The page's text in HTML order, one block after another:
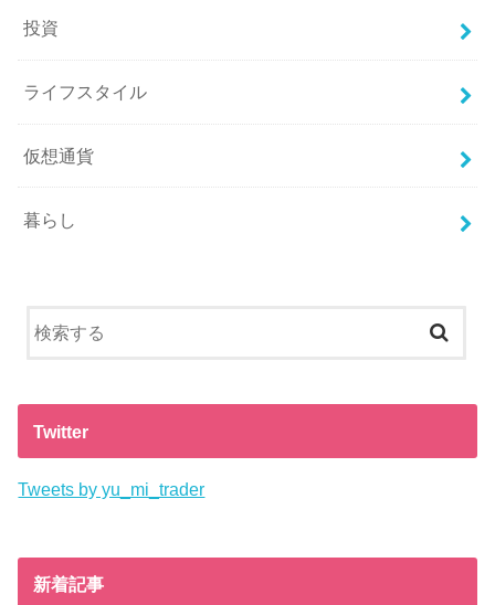
投資
ライフスタイル
仮想通貨
暮らし
Twitter
Tweets by yu_mi_trader
新着記事